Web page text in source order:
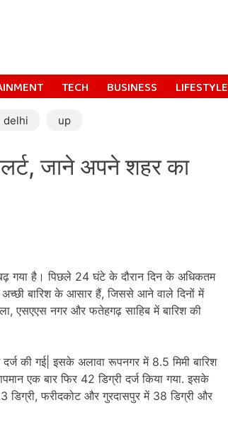
TECH BUSINESS LIFESTYLE
delhi up
जाने अपने शहर का
गया है। पिछले 24 घंटे के दौरान दिन के अधिकतम
अच्छी बारिश के आसार हैं, जिससे आने वाले दिनों में
एसएएस नगर और फतेहगढ़ साहिब में बारिश की
की गई| इसके अलावा रूपनगर में 8.5 मिमी बारिश
एक बार फिर 42 डिग्री दर्ज किया गया. इसके
डिग्री, फरीदकोट और गुरदासपुर में 38 डिग्री और